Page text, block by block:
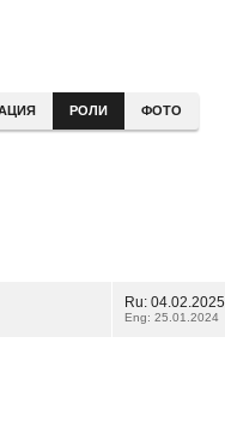
РОЛИ ФОТО
Ru: 04.02.2025
Eng: 25.01.2024